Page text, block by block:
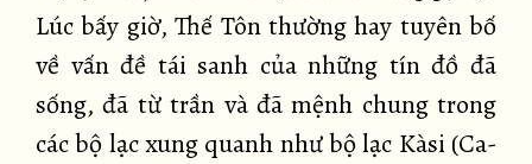
Lúc bấy giờ, Thế Tôn thường hay tuyên bố
về vấn đề tái sanh của những tín đồ đã
sống, đã từ trần và đã mệnh chung trong
các bộ lạc xung quanh như bộ lạc Kàsi (Ca-